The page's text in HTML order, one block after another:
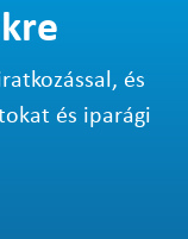
és
és iparági